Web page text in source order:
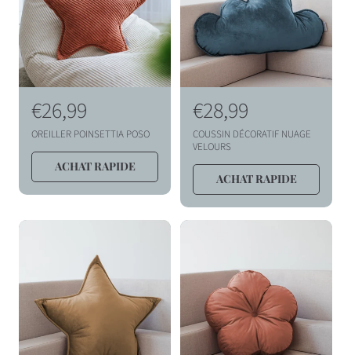
l l
P
r
i
x
h
a
t
u
e
€26,99
OREILLER POINSETTIA POSO
ACHAT RAPIDE
P
r
i
x
h
a
i
t
u
e
€28,99
COUSSIN DÉCORATIF NUAGE
VELOURS
ACHAT RAPIDE